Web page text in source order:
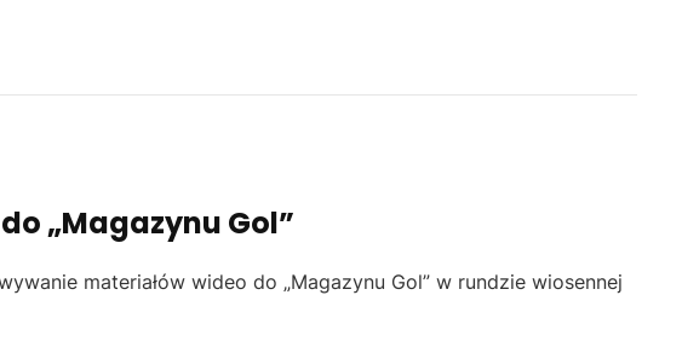
„Magazynu Gol”
materiałów wideo do „Magazynu Gol” w rundzie wiosennej